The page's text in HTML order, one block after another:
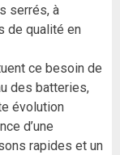
serrés, à
de qualité en
ce besoin de
des batteries,
évolution
d’une
rapides et un